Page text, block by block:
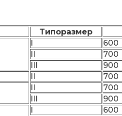
Типоразмер
600
700
900
700
700
900
600